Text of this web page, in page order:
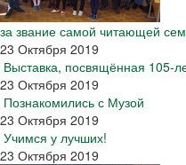
за звание самой читающей
23 Октября 2019
Выставка, посвящённая 105-
23 Октября 2019
Познакомились с Музой
23 Октября 2019
Учимся у лучших!
23 Октября 2019